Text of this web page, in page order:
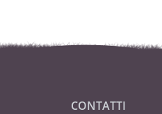
CONTATTI